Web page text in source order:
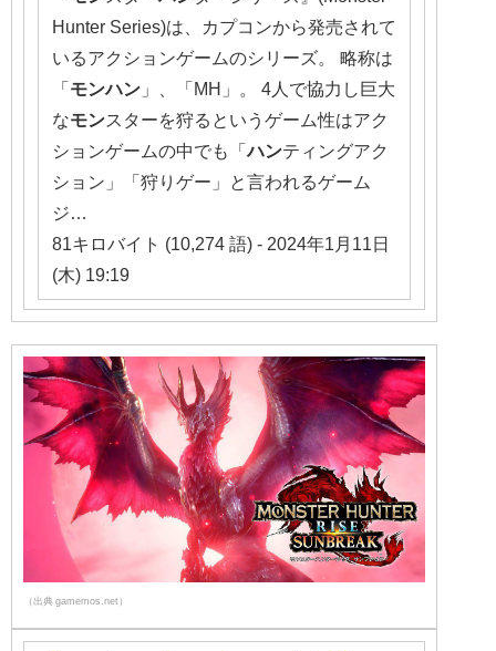
Hunter Series)は、カプコンから発売されて
いるアクションゲームのシリーズ。 略称は
「 モンハン 」、「MH」。 4人で協力し巨大
なモンスターを狩るというゲーム性はアク
ションゲームの中でも「 ハンティングアク
ション」「狩りゲー」と言われるゲーム
ジ…
81キロバイト (10,274 語) - 2024年1月11日
(木) 19:19
（出典 gamemos.net）